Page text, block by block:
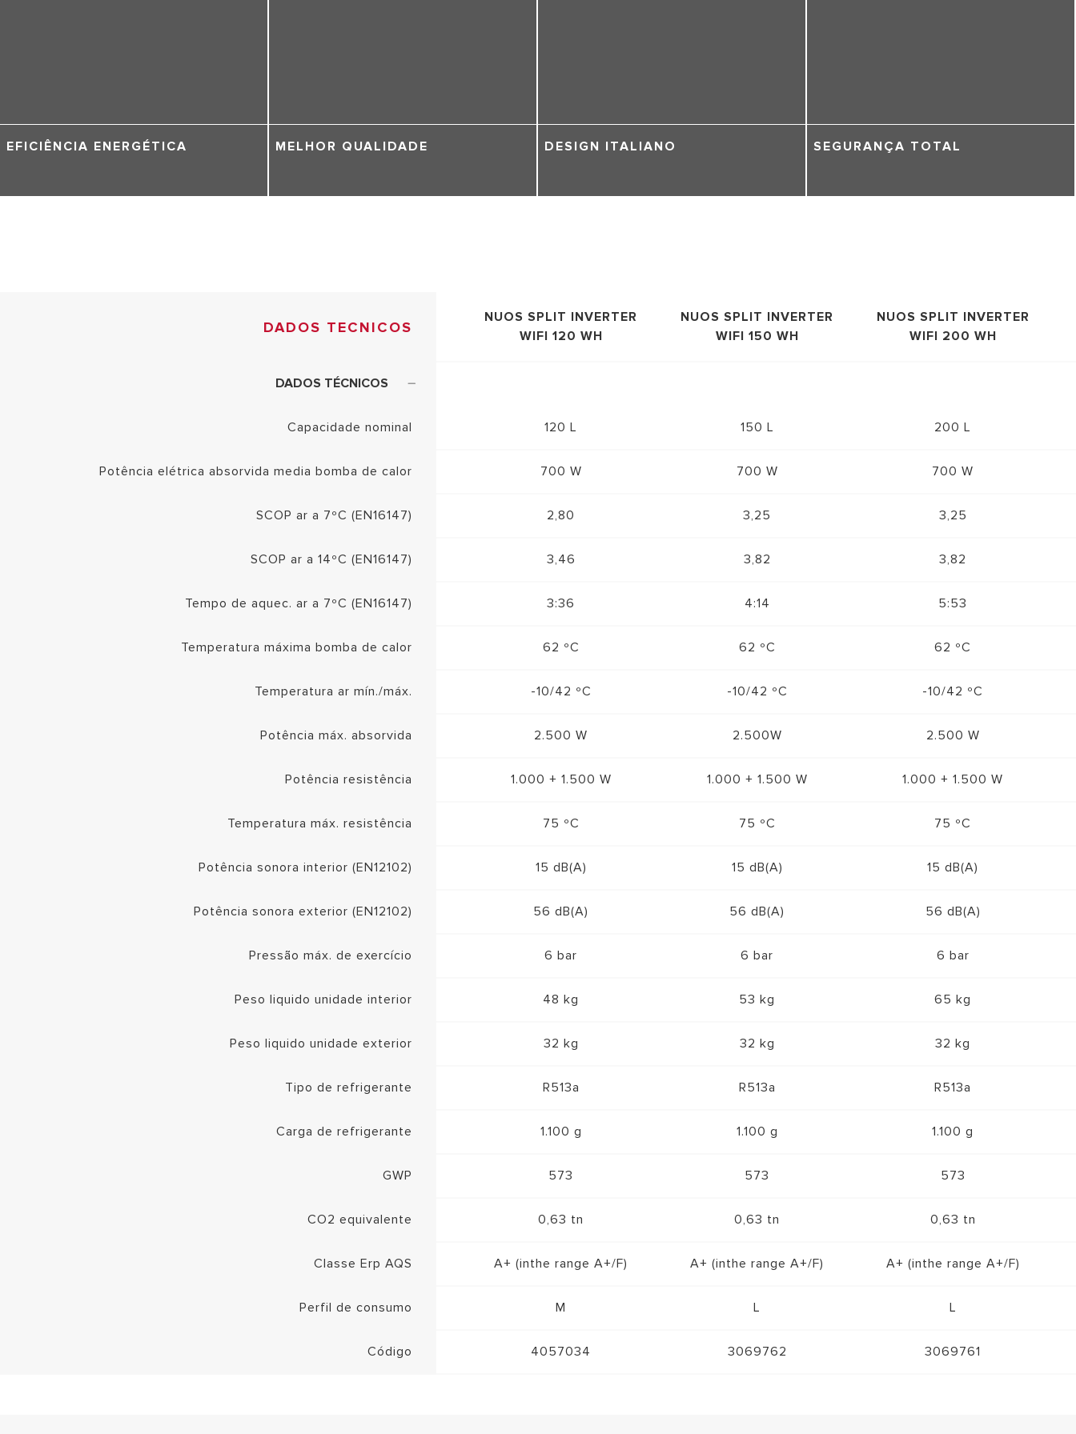
EFICIÊNCIA ENERGÉTICA MELHOR QUALIDADE DESIGN ITALIANO SEGURANÇA TOTAL
DADOS TECNICOS
NUOS SPLIT INVERTER
WIFI 120 WH
NUOS SPLIT INVERTER
WIFI 150 WH
NUOS SPLIT INVERTER
WIFI 200 WH
DADOS TÉCNICOS
Capacidade nominal 120 L 150 L 200 L
Potência elétrica absorvida media bomba de calor 700 W 700 W 700 W
SCOP ar a 7ºC (EN16147) 2,80 3,25 3,25
SCOP ar a 14ºC (EN16147) 3,46 3,82 3,82
Tempo de aquec. ar a 7ºC (EN16147) 3:36 4:14 5:53
Temperatura máxima bomba de calor 62 ºC 62 ºC 62 ºC
Temperatura ar mín./máx. -10/42 ºC -10/42 ºC -10/42 ºC
Potência máx. absorvida 2.500 W 2.500W 2.500 W
Potência resistência 1.000 + 1.500 W 1.000 + 1.500 W 1.000 + 1.500 W
Temperatura máx. resistência 75 ºC 75 ºC 75 ºC
Potência sonora interior (EN12102) 15 dB(A) 15 dB(A) 15 dB(A)
Potência sonora exterior (EN12102) 56 dB(A) 56 dB(A) 56 dB(A)
Pressão máx. de exercício 6 bar 6 bar 6 bar
Peso liquido unidade interior 48 kg 53 kg 65 kg
Peso liquido unidade exterior 32 kg 32 kg 32 kg
Tipo de refrigerante R513a R513a R513a
Carga de refrigerante 1.100 g 1.100 g 1.100 g
GWP 573 573 573
CO2 equivalente 0,63 tn 0,63 tn 0,63 tn
Classe Erp AQS A+ (inthe range A+/F) A+ (inthe range A+/F) A+ (inthe range A+/F)
Perfil de consumo M L L
Código 4057034 3069762 3069761